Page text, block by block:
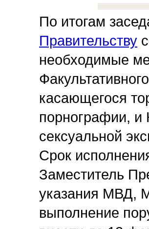
По итогам
Правительству
необходимые
касающегося
порнографии, и
сексуальной
Срок
Заместитель
указания МВД,
выполнение